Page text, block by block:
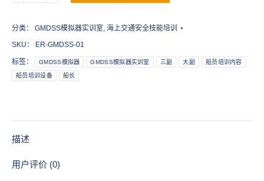
器
分类： GMDSS模拟器实训室, 海上交通安全技能培训
SKU：
ER-GMDSS-01
标签： GMDSS模拟器 GMDSS模拟器实训室 三副 大副 船员培训内容
船员培训设备 船长
描述
用户评价 (0)